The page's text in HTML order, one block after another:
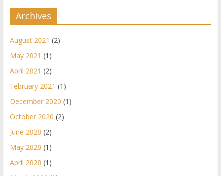
Archives
August 2021 (2)
May 2021 (1)
April 2021 (2)
February 2021 (1)
December 2020 (1)
October 2020 (2)
June 2020 (2)
May 2020 (1)
April 2020 (1)